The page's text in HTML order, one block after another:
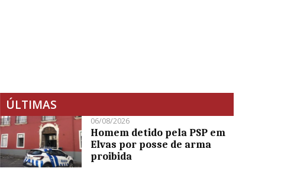
ÚLTIMAS
06/08/2026
Homem detido pela PSP em
Elvas por posse de arma
proibida